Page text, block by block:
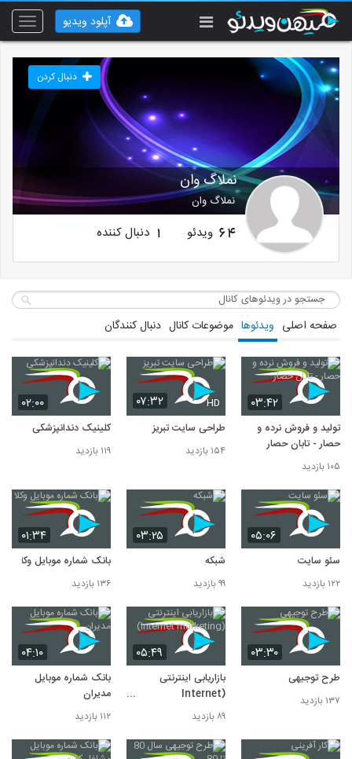
Toggle
آپلود ویدیو
نملاگ وان
نملاگ وان
دنبال کردن
64 ویدئو 1 دنبال کننده
صفحه اصلی ویدئوها موضوعات کانال دنبال کنندگان
۰۳:۴۲
تولید و فروش نرده و
حصار - تابان حصار
۱۰۵ بازدید
۰۷:۳۲ HD
طراحی سایت تبریز
۱۵۴ بازدید
۰۲:۰۰
کلینیک دندانپزشکی
۱۱۹ بازدید
۰۵:۰۶
سئو سایت
۱۲۲ بازدید
۰۳:۲۵
شبکه
۹۹ بازدید
۰۱:۳۴
بانک شماره موبایل وکلا
۱۳۶ بازدید
۰۳:۳۰
طرح توجیهی
۱۳۷ بازدید
۰۵:۴۹
بازاریابی اینترنتی
(Internet
marketing)
۸۹ بازدید
۰۴:۱۰
بانک شماره موبایل
مدیران
۱۱۲ بازدید